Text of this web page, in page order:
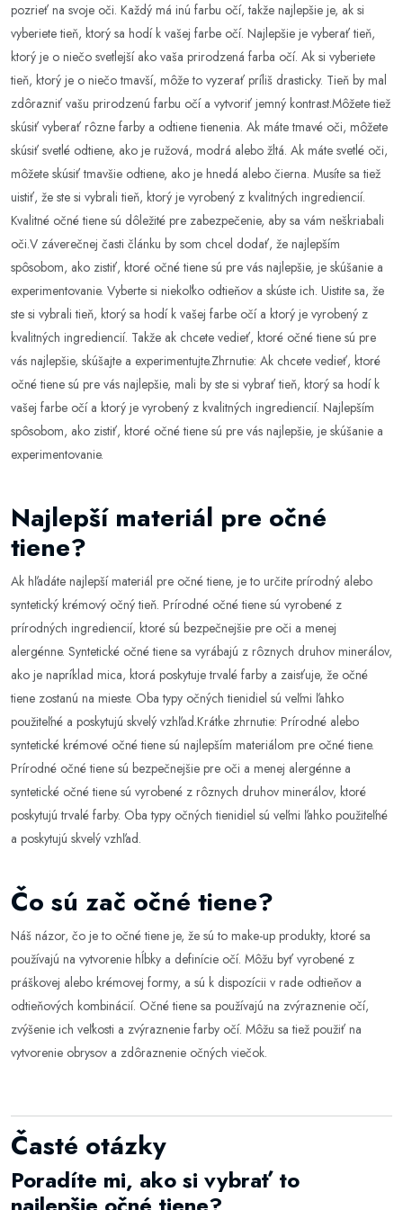
pozrieť na svoje oči. Každý má inú farbu očí, takže najlepšie je, ak si
vyberiete tieň, ktorý sa hodí k vašej farbe očí. Najlepšie je vyberať tieň,
ktorý je o niečo svetlejší ako vaša prirodzená farba očí. Ak si vyberiete
tieň, ktorý je o niečo tmavší, môže to vyzerať príliš drasticky. Tieň by mal
zdôrazniť vašu prirodzenú farbu očí a vytvoriť jemný kontrast.Môžete tiež
skúsiť vyberať rôzne farby a odtiene tienenia. Ak máte tmavé oči, môžete
skúsiť svetlé odtiene, ako je ružová, modrá alebo žltá. Ak máte svetlé oči,
môžete skúsiť tmavšie odtiene, ako je hnedá alebo čierna. Musíte sa tiež
uistiť, že ste si vybrali tieň, ktorý je vyrobený z kvalitných ingrediencií.
Kvalitné očné tiene sú dôležité pre zabezpečenie, aby sa vám neškriabali
oči.V záverečnej časti článku by som chcel dodať, že najlepším
spôsobom, ako zistiť, ktoré očné tiene sú pre vás najlepšie, je skúšanie a
experimentovanie. Vyberte si niekoľko odtieňov a skúste ich. Uistite sa, že
ste si vybrali tieň, ktorý sa hodí k vašej farbe očí a ktorý je vyrobený z
kvalitných ingrediencií. Takže ak chcete vedieť, ktoré očné tiene sú pre
vás najlepšie, skúšajte a experimentujte.Zhrnutie: Ak chcete vedieť, ktoré
očné tiene sú pre vás najlepšie, mali by ste si vybrať tieň, ktorý sa hodí k
vašej farbe očí a ktorý je vyrobený z kvalitných ingrediencií. Najlepším
spôsobom, ako zistiť, ktoré očné tiene sú pre vás najlepšie, je skúšanie a
experimentovanie.
Najlepší materiál pre očné
tiene?
Ak hľadáte najlepší materiál pre očné tiene, je to určite prírodný alebo
syntetický krémový očný tieň. Prírodné očné tiene sú vyrobené z
prírodných ingrediencií, ktoré sú bezpečnejšie pre oči a menej
alergénne. Syntetické očné tiene sa vyrábajú z rôznych druhov minerálov,
ako je napríklad mica, ktorá poskytuje trvalé farby a zaisťuje, že očné
tiene zostanú na mieste. Oba typy očných tienidiel sú veľmi ľahko
použiteľné a poskytujú skvelý vzhľad.Krátke zhrnutie: Prírodné alebo
syntetické krémové očné tiene sú najlepším materiálom pre očné tiene.
Prírodné očné tiene sú bezpečnejšie pre oči a menej alergénne a
syntetické očné tiene sú vyrobené z rôznych druhov minerálov, ktoré
poskytujú trvalé farby. Oba typy očných tienidiel sú veľmi ľahko použiteľné
a poskytujú skvelý vzhľad.
Čo sú zač očné tiene?
Náš názor, čo je to očné tiene je, že sú to make-up produkty, ktoré sa
používajú na vytvorenie hĺbky a definície očí. Môžu byť vyrobené z
práškovej alebo krémovej formy, a sú k dispozícii v rade odtieňov a
odtieňových kombinácií. Očné tiene sa používajú na zvýraznenie očí,
zvýšenie ich veľkosti a zvýraznenie farby očí. Môžu sa tiež použiť na
vytvorenie obrysov a zdôraznenie očných viečok.
Časté otázky
Poradíte mi, ako si vybrať to